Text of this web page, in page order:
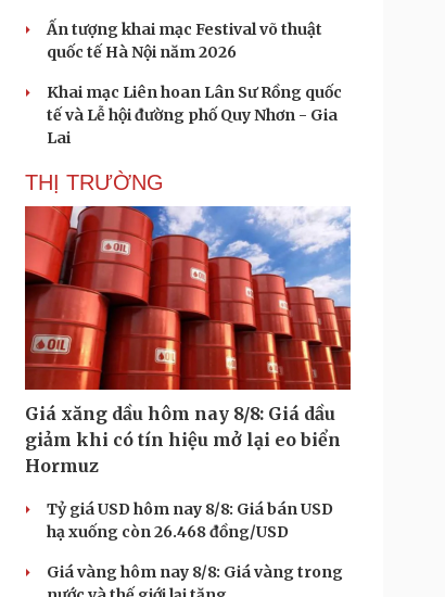
Ấn tượng khai mạc Festival võ thuật
quốc tế Hà Nội năm 2026
Khai mạc Liên hoan Lân Sư Rồng quốc
tế và Lễ hội đường phố Quy Nhơn - Gia
Lai
THỊ TRƯỜNG
Giá xăng dầu hôm nay 8/8: Giá dầu
giảm khi có tín hiệu mở lại eo biển
Hormuz
Tỷ giá USD hôm nay 8/8: Giá bán USD
hạ xuống còn 26.468 đồng/USD
Giá vàng hôm nay 8/8: Giá vàng trong